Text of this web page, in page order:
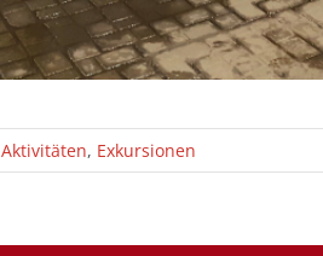
Aktivitäten, Exkursionen